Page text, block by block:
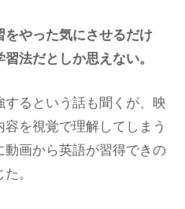
やった気にさせるだけ
法だとしか思えない。
るという話も聞くが、映
を視覚で理解してしまう
画から英語が習得できの
。